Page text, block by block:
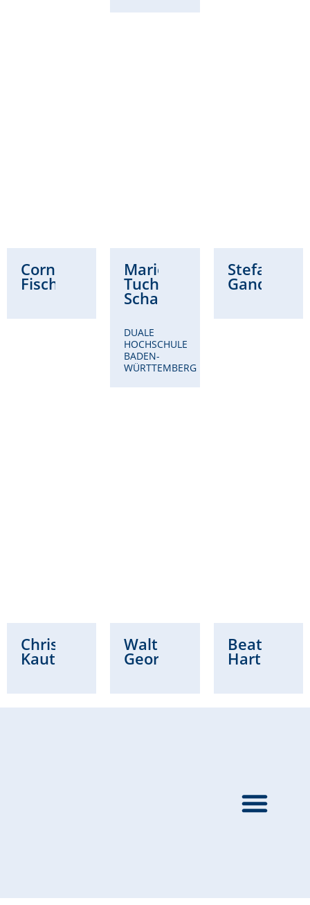
Cornelia
Fischer
Marie
Tuchscherer-
Schad
DUALE
HOCHSCHULE
BADEN-
WÜRTTEMBERG
Stefanie
Gandt
Christian
Kautz
Waltraud
Georg
Beatrice
Hartung